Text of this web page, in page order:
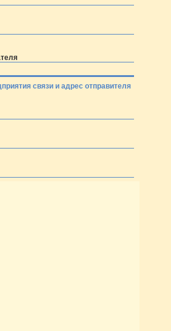
связи и адрес отправителя